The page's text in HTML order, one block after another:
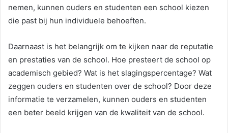
nemen, kunnen ouders en studenten een school kiezen
die past bij hun individuele behoeften.
Daarnaast is het belangrijk om te kijken naar de reputatie
en prestaties van de school. Hoe presteert de school op
academisch gebied? Wat is het slagingspercentage? Wat
zeggen ouders en studenten over de school? Door deze
informatie te verzamelen, kunnen ouders en studenten
een beter beeld krijgen van de kwaliteit van de school.